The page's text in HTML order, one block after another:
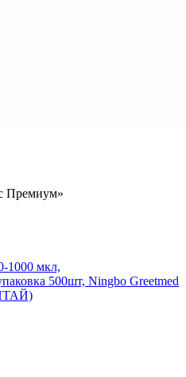
Премиум»
1000 мкл,
500шт, Ningbo Greetmed